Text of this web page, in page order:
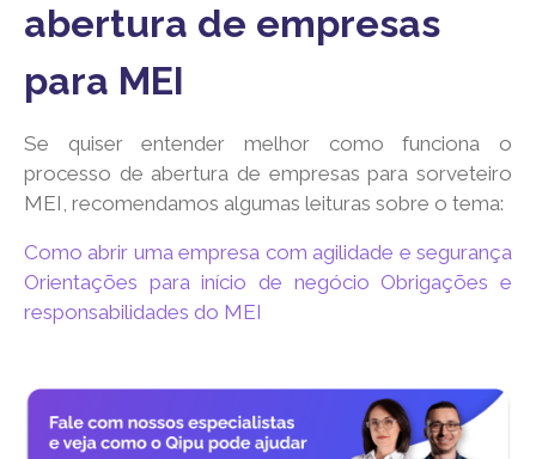
abertura de empresas
para MEI
Se quiser entender melhor como funciona o
processo de abertura de empresas para sorveteiro
MEI, recomendamos algumas leituras sobre o tema:
Como abrir uma empresa com agilidade e segurança
Orientações para início de negócio Obrigações e
responsabilidades do MEI